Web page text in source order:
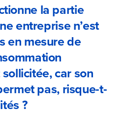
la partie
entreprise n’est
en mesure de
car son
pas, risque-t-
?